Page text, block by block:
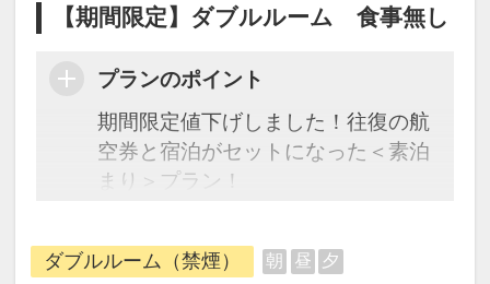
【期間限定】ダブルルーム 食事無し
プランのポイント
期間限定値下げしました！往復の航
空券と宿泊がセットになった＜素泊
まり＞プラン！
JR[ユニバーサルシティ駅」徒歩10
分（最寄りは桜島駅徒歩4分）
ダブルルーム（禁煙） 朝 昼 夕